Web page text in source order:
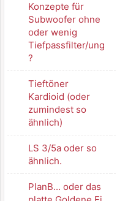
Konzepte für
Subwoofer ohne
oder wenig
Tiefpassfilter/ung
?
Tieftöner
Kardioid (oder
zumindest so
ähnlich)
LS 3/5a oder so
ähnlich.
PlanB... oder das